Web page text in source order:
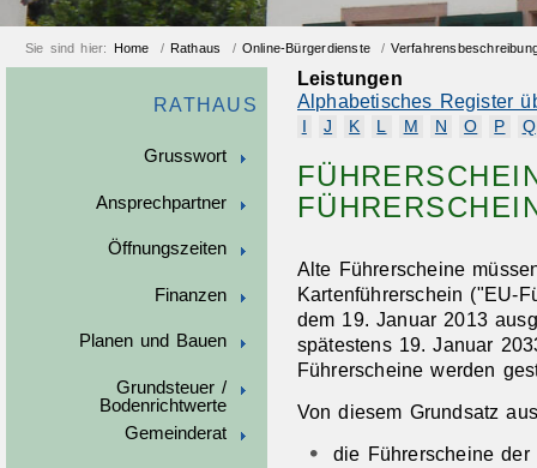
Sie sind hier: Home / Rathaus / Online-Bürgerdienste /
RATHAUS
Grusswort
Ansprechpartner
Öffnungszeiten
Finanzen
Planen und Bauen
Grundsteuer /
Bodenrichtwerte
Gemeinderat
Leistungen
Alphabetisches Register
J K L M N O P Q
Alte Führerscheine
Kartenführerschein ("EU-
dem 19. Januar 2013
spätestens 19. Januar
Führerscheine werden
Von diesem Grundsatz
die Führerscheine